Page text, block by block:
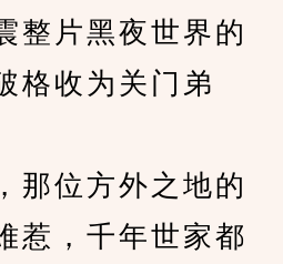
整片黑夜世界的
格收为关门弟
位方外之地的
惹，千年世家都